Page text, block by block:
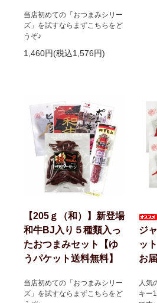
当店初めての「おつまみシリー
ズ」を試すならまずこちらをど
うぞ♪
1,460円(税込1,576円)
【205ｇ（和）】新登場
和牛BJ入り５種類入っ
たおつまみセット【ゆ
うパケット送料無料】
当店初めての「おつまみシリー
ズ」を試すならまずこちらをど
ジ
ッ
お
人気
キー